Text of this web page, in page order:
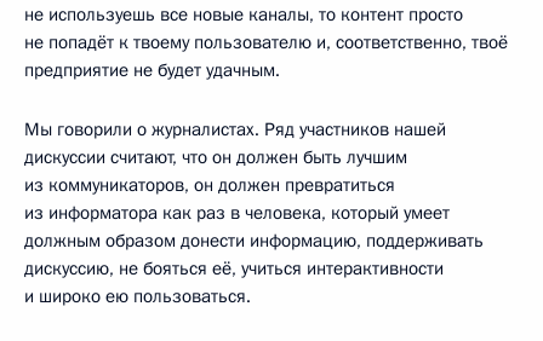
не используешь все новые каналы, то контент просто
не попадёт к твоему пользователю и, соответственно, твоё
предприятие не будет удачным.
Мы говорили о журналистах. Ряд участников нашей
дискуссии считают, что он должен быть лучшим
из коммуникаторов, он должен превратиться
из информатора как раз в человека, который умеет
должным образом донести информацию, поддерживать
дискуссию, не бояться её, учиться интерактивности
и широко ею пользоваться.